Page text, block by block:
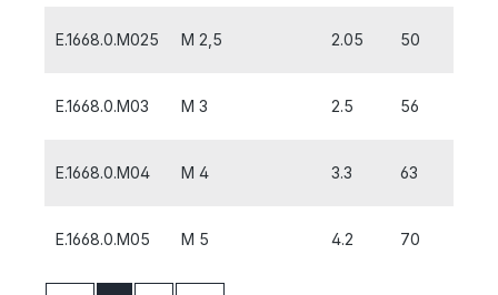
E.1668.0.M025 M 2,5 2.05 50
E.1668.0.M03 M 3 2.5 56
E.1668.0.M04 M 4 3.3 63
E.1668.0.M05 M 5 4.2 70